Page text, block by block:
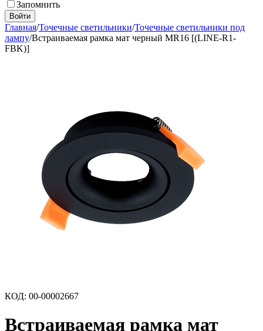
Запомнить
Войти
Главная/Точечные светильники/Точечные светильники под
лампу/Встраиваемая рамка мат черный MR16 [(LINE-R1-
FBK)]
КОД: 00-00002667
Встраиваемая рамка мат